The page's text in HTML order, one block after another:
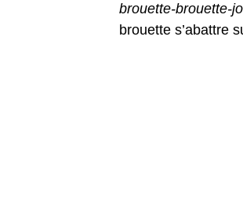
brouette-brouette-
brouette s’abattre